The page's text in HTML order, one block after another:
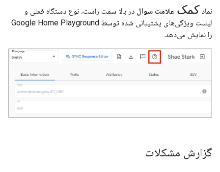
نماد کمک علامت سوال در بالا سمت راست، نوع دستگاه فعلی و
لیست ویژگی‌های پشتیبانی شده توسط Google Home Playground
را نمایش می‌دهد.
گزارش مشکلات